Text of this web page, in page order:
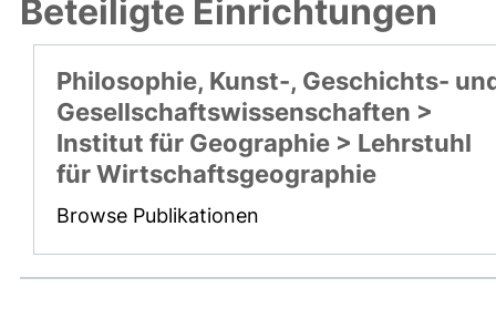
Beteiligte Einrichtungen
Philosophie, Kunst-, Geschichts-
Gesellschaftswissenschaften >
Institut für Geographie > Lehrstuhl
für Wirtschaftsgeographie
Browse Publikationen